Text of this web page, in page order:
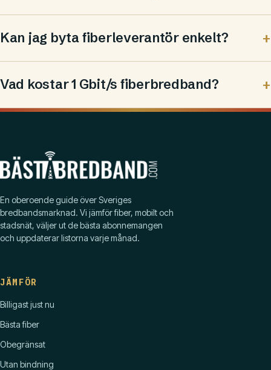
Kan jag byta fiberleverantör enkelt?
Vad kostar 1 Gbit/s fiberbredband?
En oberoende guide över Sveriges
bredbandsmarknad. Vi jämför fiber, mobilt och
stadsnät, väljer ut de bästa abonnemangen
och uppdaterar listorna varje månad.
JÄMFÖR
Billigast just nu
Bästa fiber
Obegränsat
Utan bindning